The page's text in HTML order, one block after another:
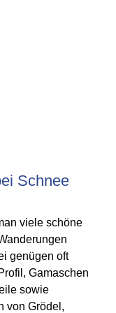
Schnee
viele schöne
genügen oft
Gamaschen
sowie
von Grödel,